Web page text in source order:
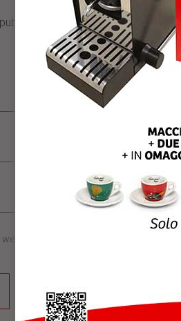
I campi obbligatori sono
in questo browser per la prossima